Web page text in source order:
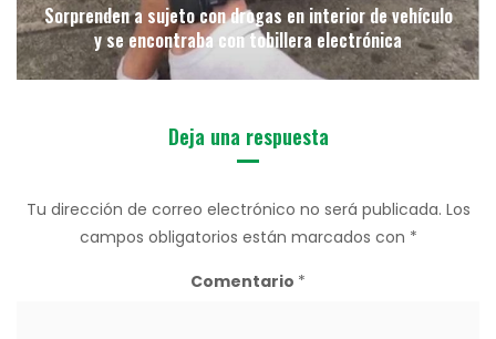
Sorprenden a sujeto con drogas en interior de vehículo
y se encontraba con tobillera electrónica
Deja una respuesta
Tu dirección de correo electrónico no será publicada. Los
campos obligatorios están marcados con *
Comentario *